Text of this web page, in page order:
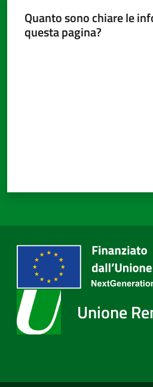
Seguici
Quanto sono chiare le
questa pagina?
Unione